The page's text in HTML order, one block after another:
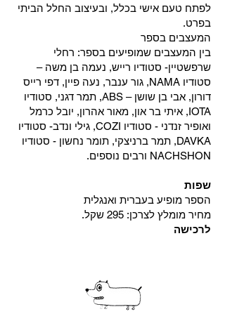
לפתח טעם אישי בכלל, ובעיצוב החלל הביתי
בפרט.
המעצבים בספר
בין המעצבים שמופיעים בספר: רחלי
שרפשטיין- סטודיו רייש, נעמה בן משה –
סטודיו NAMA, גור ענבר, נעה פיין, דפי רייס
דורון, אבי בן שושן – ABS, תמר דגני, סטודיו
IOTA, איתי בר און, מאור אהרון, יובל כרמל
ואופיר זנדני - סטודיו COZI, גילי ונדב- סטודיו
DAVKA, תמר ברניצקי, תומר נחשון - סטודיו
NACHSHON ורבים נוספים.
שפות
הספר מופיע בעברית ואנגלית
מחיר מומלץ לצרכן: 295 שקל.
לרכישה